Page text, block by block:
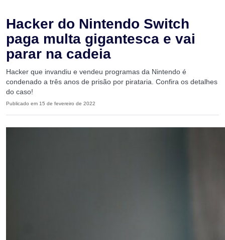
Hacker do Nintendo Switch
paga multa gigantesca e vai
parar na cadeia
Hacker que invandiu e vendeu programas da Nintendo é
condenado a três anos de prisão por pirataria. Confira os detalhes
do caso!
Publicado em 15 de fevereiro de 2022